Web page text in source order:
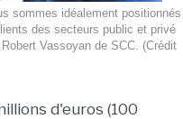
sommes idéalement positionnés
des secteurs public et privé
Vassoyan de SCC. (Crédit
d'euros (100